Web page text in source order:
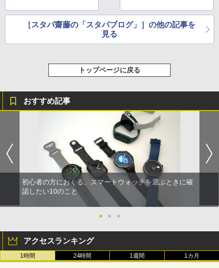
［スタパ齋藤の「スタパブログ」］の他の記事を
見る
トップページに戻る
おすすめ記事
初心者の方におくる、スマートウォッチを選ぶときに確
認したい10のこと
● ● ●
アクセスランキング
1時間 24時間 1週間 1カ月